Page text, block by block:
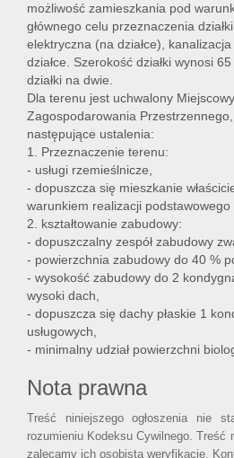
możliwość zamieszkania pod
głównego celu przeznaczenia
elektryczna (na działce),
działce. Szerokość działki wynosi
działki na dwie.
Dla terenu jest uchwalony
Zagospodarowania
następujące ustalenia:
1. Przeznaczenie terenu:
- usługi rzemieślnicze,
- dopuszcza się mieszkanie
warunkiem realizacji
2. kształtowanie zabudowy:
- dopuszczalny zespół zabudowy
- powierzchnia zabudowy do 40 %
- wysokość zabudowy do 2
wysoki dach,
- dopuszcza się dachy płaskie 1
usługowych,
- minimalny udział powierzchni
Nota prawna
Treść niniejszego ogłoszenia nie
rozumieniu Kodeksu Cywilnego. Treść
zalecamy ich osobistą weryfikację.